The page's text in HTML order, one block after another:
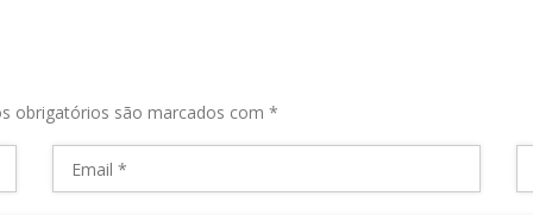
obrigatórios são marcados com *